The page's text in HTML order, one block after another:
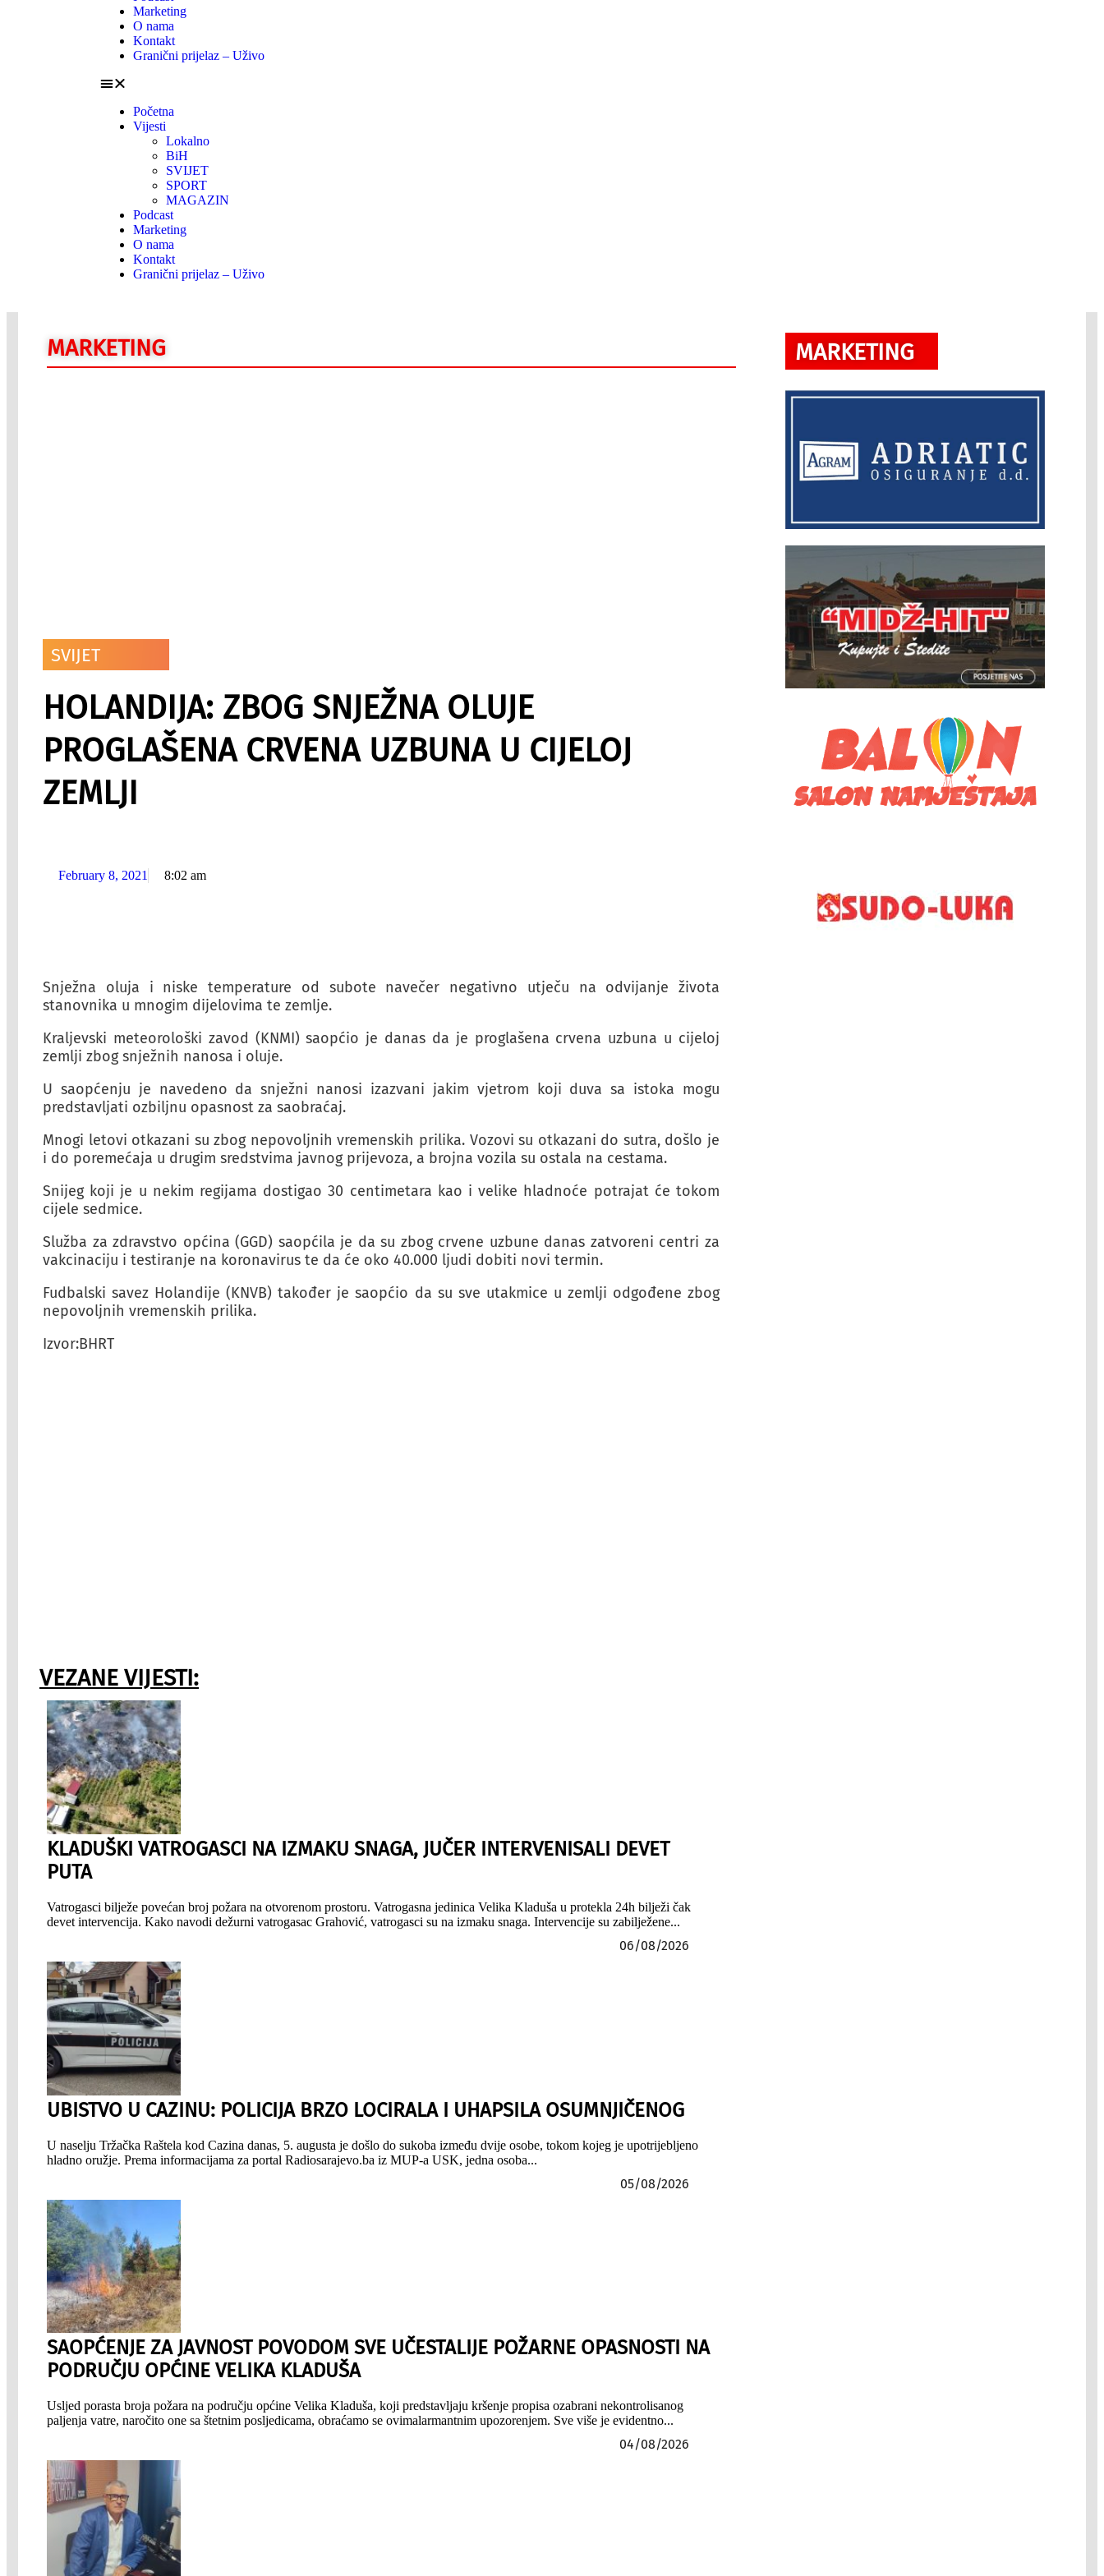
Marketing
O nama
Kontakt
Granični prijelaz – Uživo
Početna
Vijesti
Lokalno
BiH
SVIJET
SPORT
MAGAZIN
Podcast
Marketing
O nama
Kontakt
Granični prijelaz – Uživo
MARKETING
SVIJET
HOLANDIJA: ZBOG SNJEŽNA OLUJE
PROGLAŠENA CRVENA UZBUNA U CIJELOJ
ZEMLJI
February 8, 2021 8:02 am
Snježna oluja i niske temperature od subote navečer negativno utječu na odvijanje života
stanovnika u mnogim dijelovima te zemlje.
Kraljevski meteorološki zavod (KNMI) saopćio je danas da je proglašena crvena uzbuna u cijeloj
zemlji zbog snježnih nanosa i oluje.
U saopćenju je navedeno da snježni nanosi izazvani jakim vjetrom koji duva sa istoka mogu
predstavljati ozbiljnu opasnost za saobraćaj.
Mnogi letovi otkazani su zbog nepovoljnih vremenskih prilika. Vozovi su otkazani do sutra, došlo je
i do poremećaja u drugim sredstvima javnog prijevoza, a brojna vozila su ostala na cestama.
Snijeg koji je u nekim regijama dostigao 30 centimetara kao i velike hladnoće potrajat će tokom
cijele sedmice.
Služba za zdravstvo općina (GGD) saopćila je da su zbog crvene uzbune danas zatvoreni centri za
vakcinaciju i testiranje na koronavirus te da će oko 40.000 ljudi dobiti novi termin.
Fudbalski savez Holandije (KNVB) također je saopćio da su sve utakmice u zemlji odgođene zbog
nepovoljnih vremenskih prilika.
Izvor:BHRT
VEZANE VIJESTI:
KLADUŠKI VATROGASCI NA IZMAKU SNAGA, JUČER INTERVENISALI DEVET
PUTA
Vatrogasci bilježe povećan broj požara na otvorenom prostoru. Vatrogasna jedinica Velika Kladuša u protekla 24h bilježi čak
devet intervencija. Kako navodi dežurni vatrogasac Grahović, vatrogasci su na izmaku snaga. Intervencije su zabilježene...
06/08/2026
UBISTVO U CAZINU: POLICIJA BRZO LOCIRALA I UHAPSILA OSUMNJIČENOG
U naselju Tržačka Raštela kod Cazina danas, 5. augusta je došlo do sukoba između dvije osobe, tokom kojeg je upotrijebljeno
hladno oružje. Prema informacijama za portal Radiosarajevo.ba iz MUP-a USK, jedna osoba...
05/08/2026
SAOPĆENJE ZA JAVNOST POVODOM SVE UČESTALIJE POŽARNE OPASNOSTI NA
PODRUČJU OPĆINE VELIKA KLADUŠA
Usljed porasta broja požara na području općine Velika Kladuša, koji predstavljaju kršenje propisa ozabrani nekontrolisanog
paljenja vatre, naročito one sa štetnim posljedicama, obraćamo se ovimalarmantnim upozorenjem. Sve više je evidentno...
04/08/2026
MARKETING